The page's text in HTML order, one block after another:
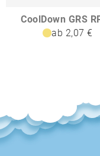
ab 2,07 €